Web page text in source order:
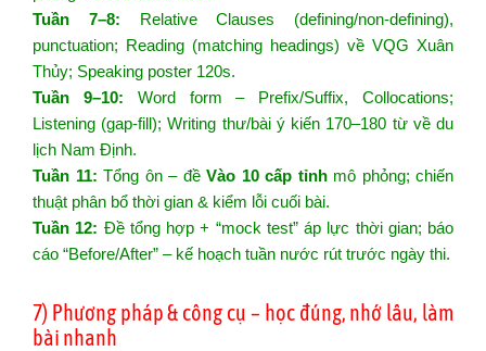
Tuần 7–8: Relative Clauses (defining/non-defining),
punctuation; Reading (matching headings) về VQG Xuân
Thủy; Speaking poster 120s.
Tuần 9–10: Word form – Prefix/Suffix, Collocations;
Listening (gap-fill); Writing thư/bài ý kiến 170–180 từ về du
lịch Nam Định.
Tuần 11: Tổng ôn – đề Vào 10 cấp tỉnhmô phỏng; chiến
thuật phân bổ thời gian & kiểm lỗi cuối bài.
Tuần 12: Đề tổng hợp + “mock test” áp lực thời gian; báo
cáo “Before/After” – kế hoạch tuần nước rút trước ngày thi.
7) Phương pháp & công cụ – học đúng, nhớ lâu, làm
bài nhanh